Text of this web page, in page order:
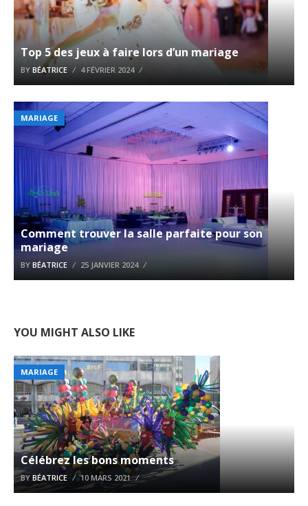
Top 5 des jeux à faire lors d’un mariage
BY BÉATRICE 4 FÉVRIER 2024
MARIAGE
Comment trouver la salle parfaite pour son
mariage
BY BÉATRICE 25 JANVIER 2024
YOU MIGHT ALSO LIKE
MARIAGE
Célébrez les bons moments
BY BÉATRICE 10 MARS 2021